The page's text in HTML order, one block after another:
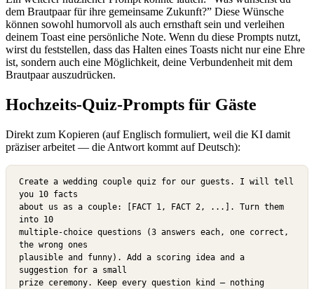
dem Brautpaar für ihre gemeinsame Zukunft?” Diese Wünsche
können sowohl humorvoll als auch ernsthaft sein und verleihen
deinem Toast eine persönliche Note. Wenn du diese Prompts nutzt,
wirst du feststellen, dass das Halten eines Toasts nicht nur eine Ehre
ist, sondern auch eine Möglichkeit, deine Verbundenheit mit dem
Brautpaar auszudrücken.
Hochzeits-Quiz-Prompts für Gäste
Direkt zum Kopieren (auf Englisch formuliert, weil die KI damit
präziser arbeitet — die Antwort kommt auf Deutsch):
Create a wedding couple quiz for our guests. I will tell
you 10 facts
about us as a couple: [FACT 1, FACT 2, ...]. Turn them
into 10
multiple-choice questions (3 answers each, one correct,
the wrong ones
plausible and funny). Add a scoring idea and a
suggestion for a small
prize ceremony. Keep every question kind — nothing